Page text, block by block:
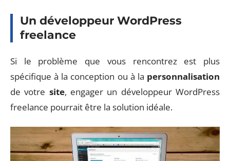
Un développeur WordPress
freelance
Si le problème que vous rencontrez est plus
spécifique à la conception ou à la personnalisation
de votre site, engager un développeur WordPress
freelance pourrait être la solution idéale.